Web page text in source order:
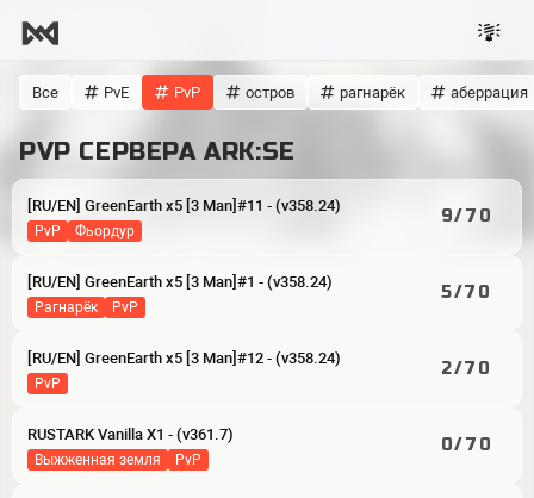
Все PvE PvP остров рагнарёк аберрация
PVP СЕРВЕРА ARK:SE
[RU/EN] GreenEarth x5 [3 Man]#11 - (v358.24)
PvP фьордур
9/70
[RU/EN] GreenEarth x5 [3 Man]#1 - (v358.24)
рагнарёк PvP
5/70
[RU/EN] GreenEarth x5 [3 Man]#12 - (v358.24)
PvP
2/70
RUSTARK Vanilla X1 - (v361.7)
выжженная земля PvP
0/70